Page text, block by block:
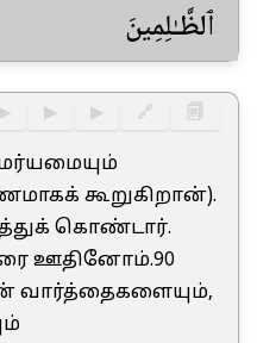
ٱلظَّـٰلِمِينَ
▶ ▶ ▶ 🔗 🗐
கூறுகிறான்).
கொண்டார்.
ஊதினோம்.90
வார்த்தைகளையும்,